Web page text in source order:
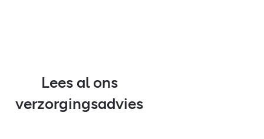
Lees al ons
verzorgingsadvies